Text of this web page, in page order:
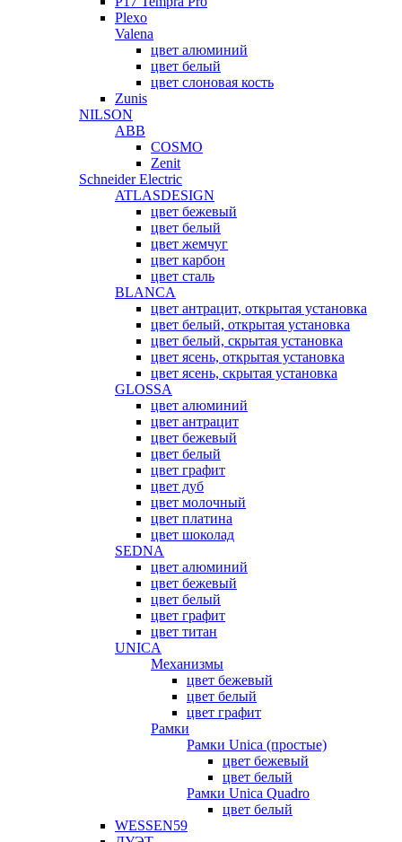
Plexo
Valena
цвет алюминий
цвет белый
цвет слоновая кость
Zunis
NILSON
ABB
COSMO
Zenit
Schneider Electric
ATLASDESIGN
цвет бежевый
цвет белый
цвет жемчуг
цвет карбон
цвет сталь
BLANCA
цвет антрацит, открытая установка
цвет белый, открытая установка
цвет белый, скрытая установка
цвет ясень, открытая установка
цвет ясень, скрытая установка
GLOSSA
цвет алюминий
цвет антрацит
цвет бежевый
цвет белый
цвет графит
цвет дуб
цвет молочный
цвет платина
цвет шоколад
SEDNA
цвет алюминий
цвет бежевый
цвет белый
цвет графит
цвет титан
UNICA
Механизмы
цвет бежевый
цвет белый
цвет графит
Рамки
Рамки Unica (простые)
цвет бежевый
цвет белый
Рамки Unica Quadro
цвет белый
WESSEN59